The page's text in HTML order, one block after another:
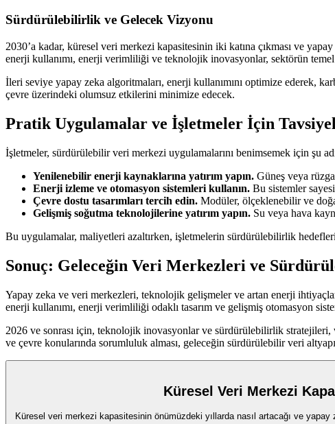
Sürdürülebilirlik ve Gelecek Vizyonu
2030’a kadar, küresel veri merkezi kapasitesinin iki katına çıkması ve
enerji kullanımı, enerji verimliliği ve teknolojik inovasyonlar, sektörün
İleri seviye yapay zeka algoritmaları, enerji kullanımını optimize ederek,
çevre üzerindeki olumsuz etkilerini minimize edecek.
Pratik Uygulamalar ve İşletmeler İçin
İşletmeler, sürdürülebilir veri merkezi uygulamalarını benimsemek için şu
Yenilenebilir enerji kaynaklarına yatırım yapın. Güneş veya
Enerji izleme ve otomasyon sistemleri kullanın. Bu sistemler
Çevre dostu tasarımları tercih edin. Modüler, ölçeklenebilir ve
Gelişmiş soğutma teknolojilerine yatırım yapın. Su veya hava
Bu uygulamalar, maliyetleri azaltırken, işletmelerin sürdürülebilirlik
Sonuç: Geleceğin Veri Merkezleri ve
Yapay zeka ve veri merkezleri, teknolojik gelişmeler ve artan enerji
enerji kullanımı, enerji verimliliği odaklı tasarım ve gelişmiş otomasyon
2026 ve sonrası için, teknolojik inovasyonlar ve sürdürülebilirlik
ve çevre konularında sorumluluk alması, geleceğin sürdürülebilir veri
Küresel Veri Merkezi
Küresel veri merkezi kapasitesinin önümüzdeki yıllarda nasıl artacağı ve